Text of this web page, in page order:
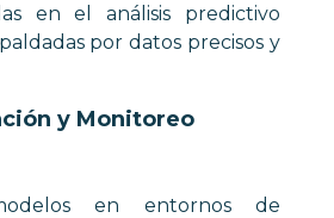
en el análisis predictivo
por datos precisos y
y Monitoreo
en entornos de